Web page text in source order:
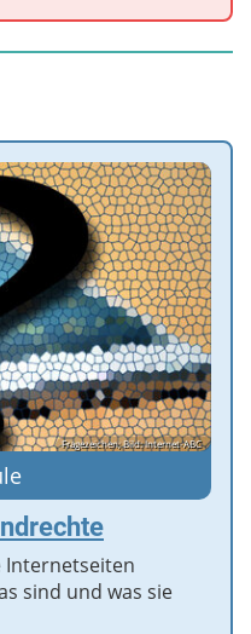
Fragezeichen; Bild: Internet-ABC
Internetseiten
sind und was sie